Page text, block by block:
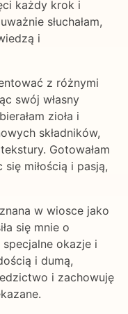
każdy krok i
słuchałam,
i
z różnymi
swój własny
zioła i
składników,
Gotowałam
miłością i pasją,
w wiosce jako
się mnie o
okazje i
i dumą,
i zachowuję